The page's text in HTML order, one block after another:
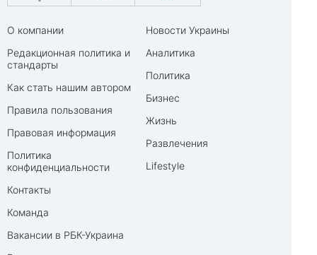
О компании
Редакционная политика и
стандарты
Как стать нашим автором
Правила пользования
Правовая информация
Политика
конфиденциальности
Контакты
Команда
Вакансии в РБК-Украина
Новости Украины
Аналитика
Политика
Бизнес
Жизнь
Развлечения
Lifestyle